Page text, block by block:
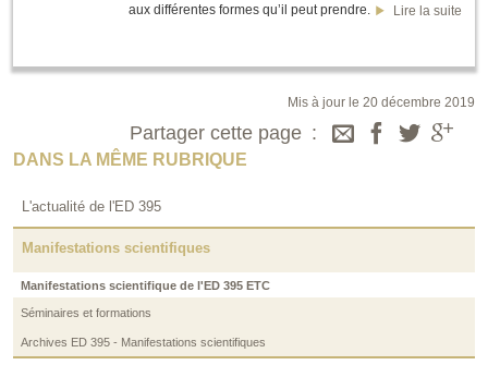
aux différentes formes qu’il peut prendre.
Lire la suite
Mis à jour le 20 décembre 2019
Partager cette page
DANS LA MÊME RUBRIQUE
L'actualité de l'ED 395
Manifestations scientifiques
Manifestations scientifique de l'ED 395 ETC
Séminaires et formations
Archives ED 395 - Manifestations scientifiques